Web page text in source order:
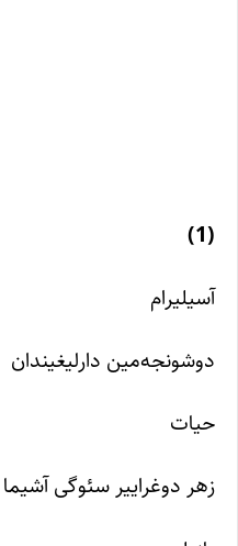
(1)
آسیلیرام
دوشونجه‌مین دارلیغیندان
حیات
زهر دوغراییر سئوگی آشیما